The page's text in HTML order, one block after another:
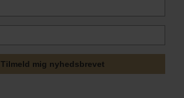
Tilmeld mig nyhedsbrevet